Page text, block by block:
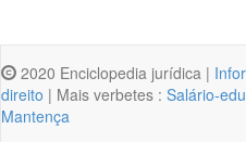
2020 Enciclopedia jurídica |
direito | Mais verbetes : Salário-
Mantença